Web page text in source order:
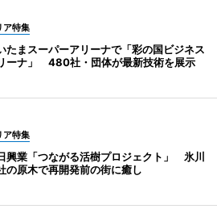
ア特集
たまスーパーアリーナで「彩の国ビジネス
ーナ」 480社・団体が最新技術を展示
ア特集
興業「つながる活樹プロジェクト」 氷川
の原木で再開発前の街に癒し